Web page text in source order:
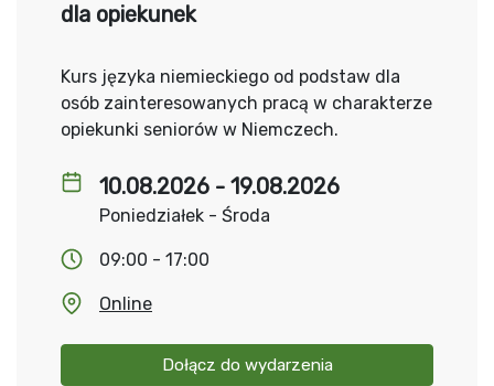
10.08.2026 - 19.08.2026
Poniedziałek - Środa
09:00 - 17:00
Online
Dołącz do wydarzenia
dla opiekunek
Kurs języka niemieckiego od podstaw dla
osób zainteresowanych pracą w charakterze
opiekunki seniorów w Niemczech.